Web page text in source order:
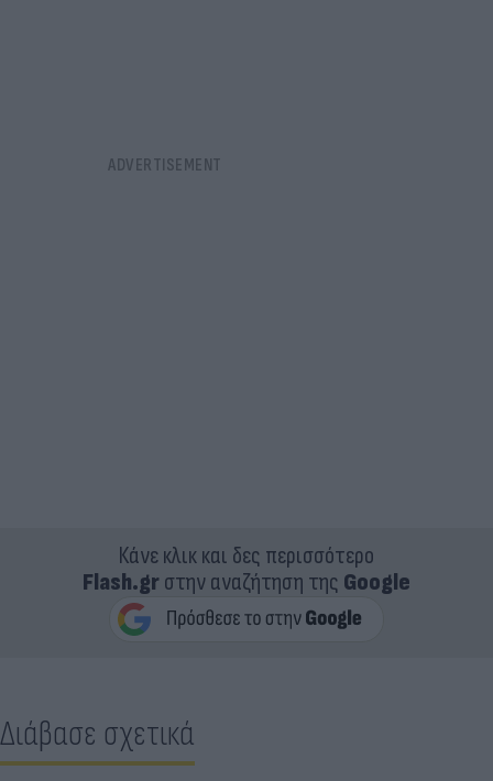
Κάνε κλικ και δες περισσότερο
Flash.grστην αναζήτηση της Google
Διάβασε σχετικά